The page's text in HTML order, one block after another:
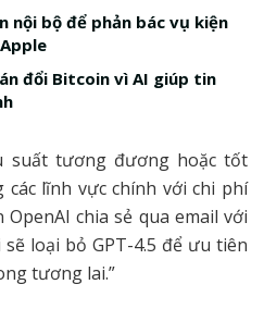
nội bộ để phản bác vụ kiện
đổi Bitcoin vì AI giúp tin
suất tương đương hoặc tốt
các lĩnh vực chính với chi phí
chia sẻ qua email với
loại bỏ GPT-4.5 để ưu tiên
tương lai.”